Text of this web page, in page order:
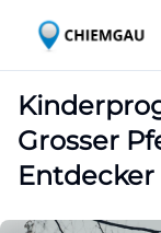
Grosser
Entdecker